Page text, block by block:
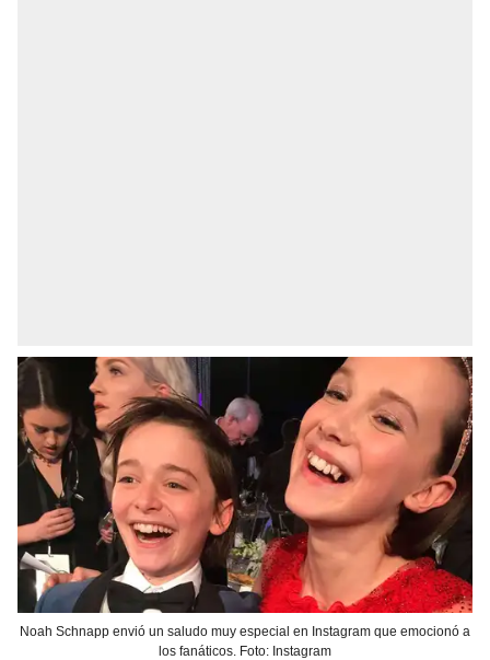
Noah Schnapp envió un saludo muy especial en Instagram que emocionó a
los fanáticos. Foto: Instagram